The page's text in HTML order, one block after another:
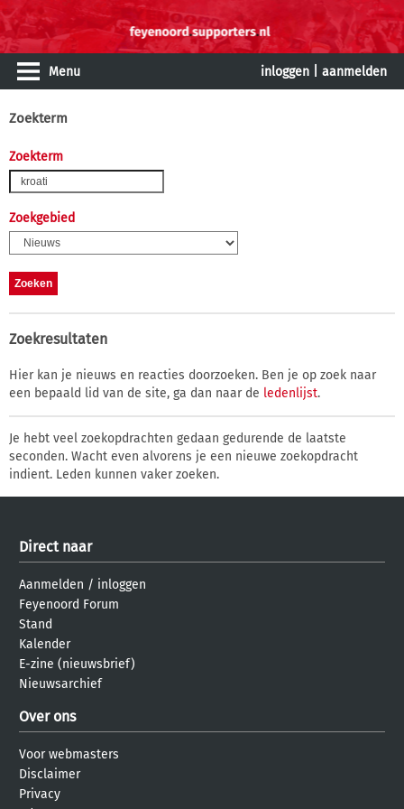
Menu inloggen aanmelden
Zoekterm
Zoekterm
Zoekgebied
Zoekresultaten
Hier kan je nieuws en reacties doorzoeken. Ben je op zoek naar
een bepaald lid van de site, ga dan naar de ledenlijst.
Je hebt veel zoekopdrachten gedaan gedurende de laatste
seconden. Wacht even alvorens je een nieuwe zoekopdracht
indient. Leden kunnen vaker zoeken.
Direct naar
Aanmelden / inloggen
Feyenoord Forum
Stand
Kalender
E-zine (nieuwsbrief)
Nieuwsarchief
Over ons
Voor webmasters
Disclaimer
Privacy